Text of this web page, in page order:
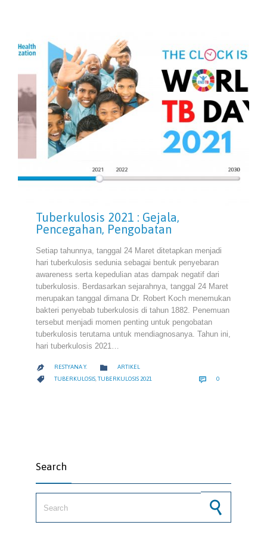
Tuberkulosis 2021 : Gejala,
Pencegahan, Pengobatan
Setiap tahunnya, tanggal 24 Maret ditetapkan menjadi
hari tuberkulosis sedunia sebagai bentuk penyebaran
awareness serta kepedulian atas dampak negatif dari
tuberkulosis. Berdasarkan sejarahnya, tanggal 24 Maret
merupakan tanggal dimana Dr. Robert Koch menemukan
bakteri penyebab tuberkulosis di tahun 1882. Penemuan
tersebut menjadi momen penting untuk pengobatan
tuberkulosis terutama untuk mendiagnosanya. Tahun ini,
hari tuberkulosis 2021…
 RESTYANA Y.  CATEGORY
ARTIKEL
 CATEGORY
TUBERKULOSIS,TUBERKULOSIS 2021  0COMMENTS
Search